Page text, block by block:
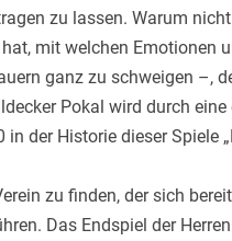
zu lassen. Warum
mit welchen Emotionen
ganz zu schweigen –,
Pokal wird durch
der Historie dieser Spiele
zu finden, der sich
Das Endspiel der